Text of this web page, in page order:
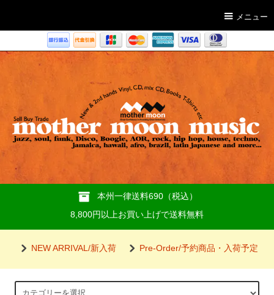
メニュー
本州一律送料690（税込）
8,800円以上お買い上げで送料無料
NEW ARRIVAL/新入荷 Pre-Order/予約商品・入荷予定